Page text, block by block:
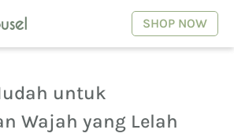
SHOP NOW
untuk
Wajah yang Lelah